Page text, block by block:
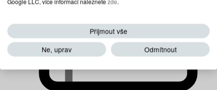
Přijmout vše
Ne, uprav
Odmítnout